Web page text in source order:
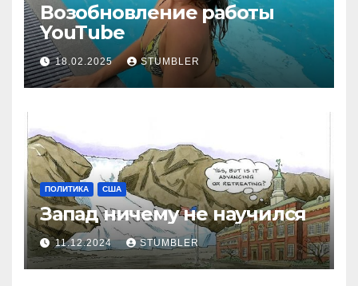
Возобновление работы
YouТube
18.02.2025 STUMBLER
ПОЛИТИКА США
Запад ничему не научился
11.12.2024 STUMBLER